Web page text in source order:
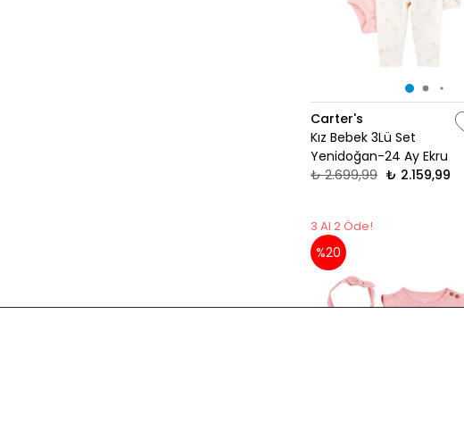
Carter's
Kız Bebek 3Lü Set
Yenidoğan-24 Ay Ekru
₺ 2.699,99 ₺ 2.159,99
3 Al 2 Öde!
%20